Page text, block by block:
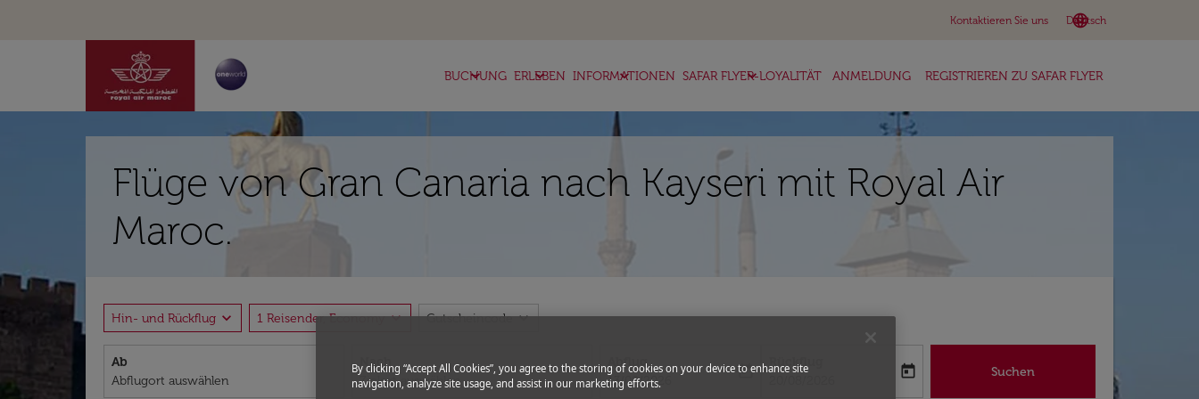
Kontaktieren Sie uns language
Deutsch
keyboard_arrow_down
BUCHUNG
keyboard_arrow_down ERLEBEN
keyboard_arrow_down INFORMATIONEN
keyboard_arrow_down SAFAR FLYER-LOYALITÄT
keyboard_arrow_down ANMELDUNG REGISTRIEREN ZU SAFAR FLYER
Flüge von Gran Canaria nach Kayseri mit Royal Air
Maroc.
Hin- und Rückflug expand_more 1 Reisender, Economyexpand_more Gutscheincodeexpand_more
Ab Nach
Abflug
fc-booking-departure-date-aria-label
13/08/2026
today
Rückflug
fc-booking-return-date-aria-label
today Suchen
By clicking “Accept All Cookies”, you agree to the storing of cookies on your device to enhance site
navigation, analyze site usage, and assist in our marketing efforts.